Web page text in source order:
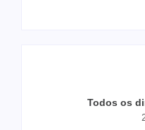
Todos os